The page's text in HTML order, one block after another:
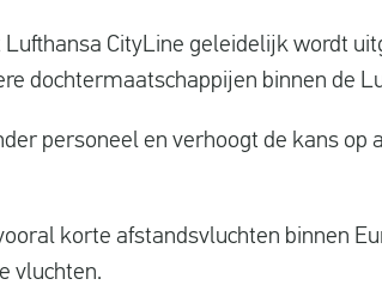
CityLine geleidelijk wordt
dochtermaatschappijen binnen de
personeel en verhoogt de kans op
korte afstandsvluchten binnen
vluchten.